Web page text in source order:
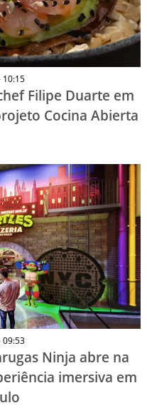
EQUIPE
10:15
Filipe Duarte em
Cocina Abierta
09:53
Ninja abre na
imersiva em